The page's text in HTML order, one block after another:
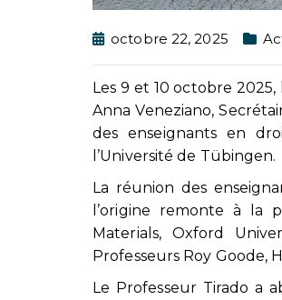
octobre 22, 2025
Les 9 et 10 octobre
Anna Veneziano,
des enseignants en
l’Université de Tübingen.
La réunion des
l’origine remonte à la
Materials, Oxford
Professeurs Roy Goode,
Le Professeur Tirado a